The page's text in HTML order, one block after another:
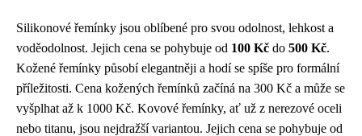
Silikonové řemínky jsou oblíbené pro svou odolnost, lehkost a
voděodolnost. Jejich cena se pohybuje od 100 Kč do 500 Kč.
Kožené řemínky působí elegantněji a hodí se spíše pro formální
příležitosti. Cena kožených řemínků začíná na 300 Kč a může se
vyšplhat až k 1000 Kč. Kovové řemínky, ať už z nerezové oceli
nebo titanu, jsou nejdražší variantou. Jejich cena se pohybuje od